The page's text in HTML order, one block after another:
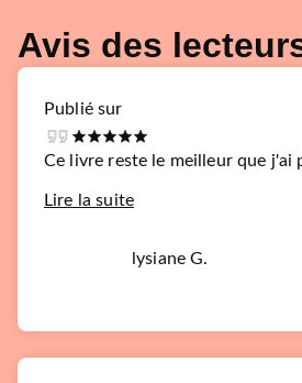
Avis des
Publié sur
Ce livre reste le meilleur que j'ai
Lire la suite
lysiane G.